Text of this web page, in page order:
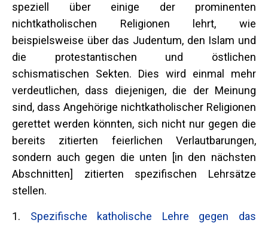
speziell über einige der prominenten
nichtkatholischen Religionen lehrt, wie
beispielsweise über das Judentum, den Islam und
die protestantischen und östlichen
schismatischen Sekten. Dies wird einmal mehr
verdeutlichen, dass diejenigen, die der Meinung
sind, dass Angehörige nichtkatholischer Religionen
gerettet werden könnten, sich nicht nur gegen die
bereits zitierten feierlichen Verlautbarungen,
sondern auch gegen die unten [in den nächsten
Abschnitten] zitierten spezifischen Lehrsätze
stellen.
1. Spezifische katholische Lehre gegen das